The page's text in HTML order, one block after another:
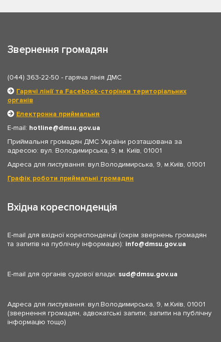
Звернення громадян
(044) 363-22-50 - гаряча лінія ДМС
Гарячі лінії та Facebook-сторінки територіальних
органів
Електронна приймальня
E-mail: hotline
dmsu.gov.ua
Приймальня громадян ДМС України розташована за
адресою: вул. Володимирська, 9, м. Київ, 01001
Адреса для листування: вул.Володимирська, 9, м.Київ, 01001
Графік роботи приймальні громадян
Вхідна кореспонденція
E-mail для вхідної кореспонденції (окрім звернень громадян
та запитів на публічну інформацію): info dmsu.gov.ua
E-mail для органів судової влади: sud dmsu.gov.ua
Адреса для листування: вул.Володимирська, 9, м.Київ, 01001
(звернення громадян, адвокатські запити, запити на публічну
інформацію тощо)